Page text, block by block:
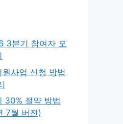
3분기 참여자 모
사업 신청 방법
30% 절약 방법
7월 버전)